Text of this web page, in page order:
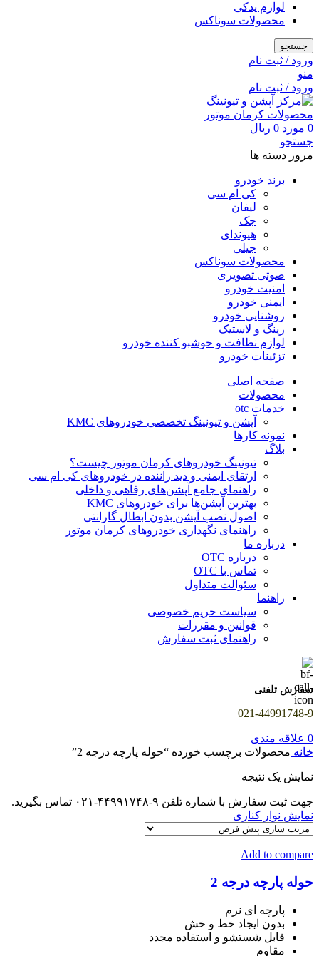
لوازم یدکی
محصولات سوناکس
جستجو
ورود / ثبت نام
منو
ورود / ثبت نام
0 مورد 0 ریال
جستجو
مرور دسته ها
برند خودرو
کی ام سی
لیفان
جک
هیوندای
جیلی
محصولات سوناکس
صوتی تصویری
امنیت خودرو
ایمنی خودرو
روشنایی خودرو
رینگ و لاستیک
لوازم نظافت و خوشبو کننده خودرو
تزئینات خودرو
صفحه اصلی
محصولات
خدمات otc
آپشن و تیونینگ تخصصی خودروهای KMC
نمونه کارها
بلاگ
تیونینگ خودروهای کرمان موتور چیست؟
ارتقای ایمنی و دید راننده در خودروهای کی ام سی
راهنمای جامع آپشن‌های رفاهی و داخلی
بهترین آپشن‌ها برای خودروهای KMC
اصول نصب آپشن بدون ابطال گارانتی
راهنمای نگهداری خودروهای کرمان موتور
درباره ما
درباره OTC
تماس با OTC
سئوالت متداول
راهنما
سیاست حریم خصوصی
قوانین و مقررات
راهنمای ثبت سفارش
سفارش تلفنی
021-44991748-9
0 علاقه مندی
خانه محصولات برچسب خورده “حوله پارچه درجه 2”
نمایش یک نتیجه
جهت ثبت سفارش با شماره تلفن ۹-۴۴۹۹۱۷۴۸-۰۲۱ تماس بگیرید.
نمایش نوار کناری
Add to compare
حوله پارچه درجه 2
پارچه ای نرم
بدون ایجاد خط و خش
قابل شستشو و استفاده مجدد
مقاوم